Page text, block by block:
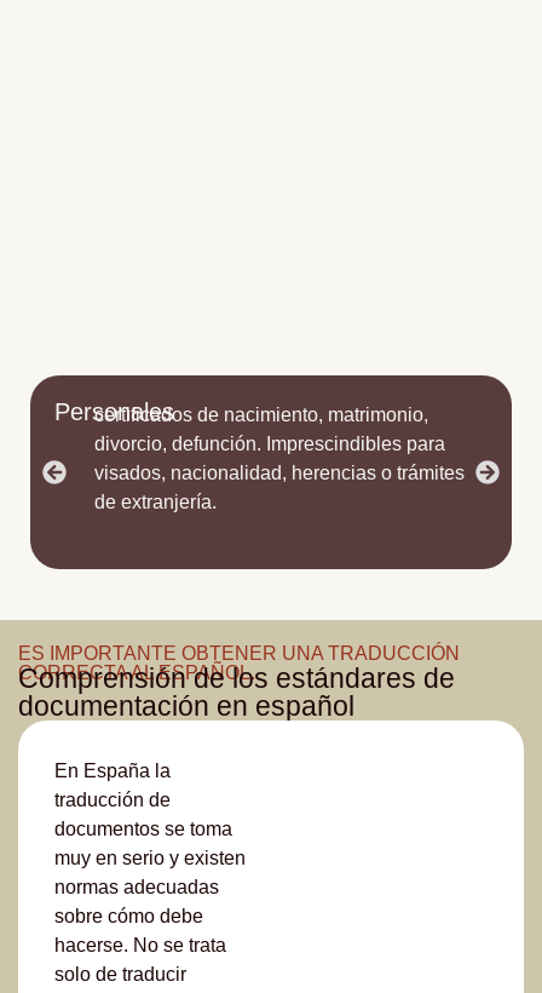
Personales
certificados de nacimiento, matrimonio,
divorcio, defunción. Imprescindibles para
visados, nacionalidad, herencias o trámites
de extranjería.
ES IMPORTANTE OBTENER UNA TRADUCCIÓN
CORRECTA AL ESPAÑOL.
Comprensión de los estándares de
documentación en español
En España la
traducción de
documentos se toma
muy en serio y existen
normas adecuadas
sobre cómo debe
hacerse. No se trata
solo de traducir